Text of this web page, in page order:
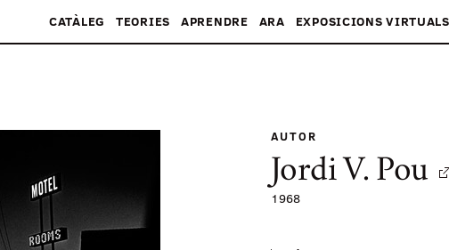
CATÀLEG TEORIES APRENDRE ARA EXPOSICIONS VIRTUALS
AUTOR
Jordi V. Pou
1968